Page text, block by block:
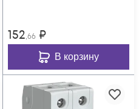
152,66 ₽
В корзину